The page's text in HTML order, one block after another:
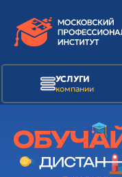
УСЛУГИ
компании